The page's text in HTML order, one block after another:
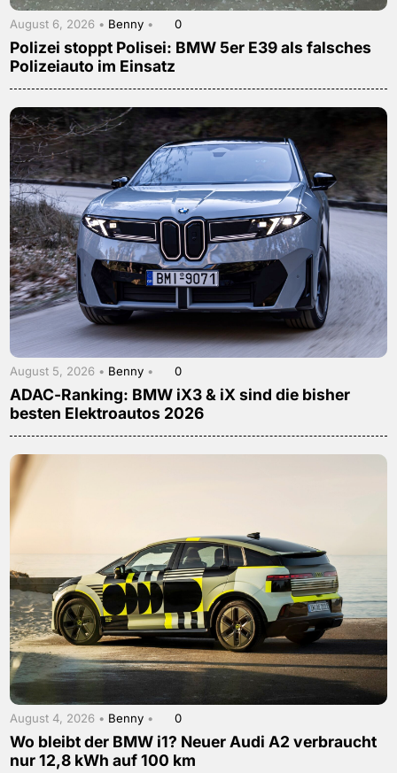
August 6, 2026 • Benny • 0
Polizei stoppt Polisei: BMW 5er E39 als falsches
Polizeiauto im Einsatz
August 5, 2026 • Benny • 0
ADAC-Ranking: BMW iX3 & iX sind die bisher
besten Elektroautos 2026
August 4, 2026 • Benny • 0
Wo bleibt der BMW i1? Neuer Audi A2 verbraucht
nur 12,8 kWh auf 100 km